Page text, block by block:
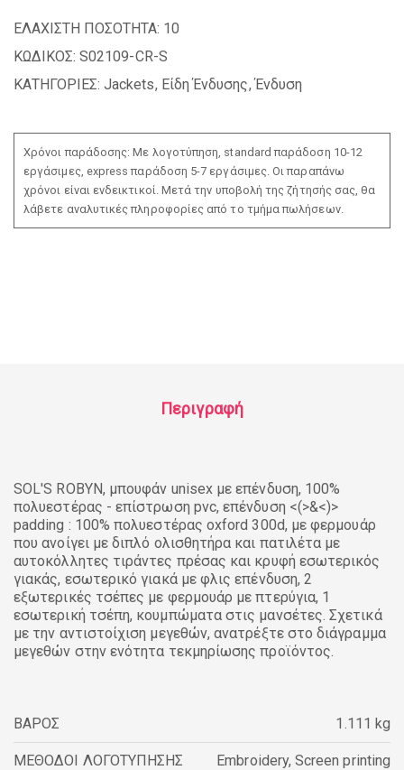
ΕΛΑΧΙΣΤΗ ΠΟΣΟΤΗΤΑ: 10
ΚΩΔΙΚΟΣ: S02109-CR-S
ΚΑΤΗΓΟΡΙΕΣ: Jackets, Είδη Ένδυσης,Ένδυση
Χρόνοι παράδοσης: Με λογοτύπηση, standard παράδοση 10-12
εργάσιμες, express παράδοση 5-7 εργάσιμες. Οι παραπάνω
χρόνοι είναι ενδεικτικοί. Μετά την υποβολή της ζήτησής σας, θα
λάβετε αναλυτικές πληροφορίες από το τμήμα πωλήσεων.
Περιγραφή
SOL'S ROBYN, μπουφάν unisex με επένδυση, 100%
πολυεστέρας - επίστρωση pvc, επένδυση <(>&<)>
padding : 100% πολυεστέρας oxford 300d, με φερμουάρ
που ανοίγει με διπλό ολισθητήρα και πατιλέτα με
αυτοκόλλητες τιράντες πρέσας και κρυφή εσωτερικός
γιακάς, εσωτερικό γιακά με φλις επένδυση, 2
εξωτερικές τσέπες με φερμουάρ με πτερύγια, 1
εσωτερική τσέπη, κουμπώματα στις μανσέτες. Σχετικά
με την αντιστοίχιση μεγεθών, ανατρέξτε στο διάγραμμα
μεγεθών στην ενότητα τεκμηρίωσης προϊόντος.
ΒΑΡΟΣ 1.111 kg
ΜΕΘΟΔΟΙ ΛΟΓΟΤΥΠΗΣΗΣ Embroidery,Screen printing